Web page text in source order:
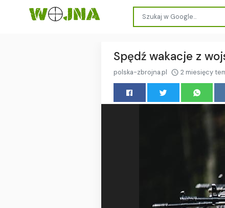
Spędź wakacje z
polska-zbrojna.pl 2 miesięcy